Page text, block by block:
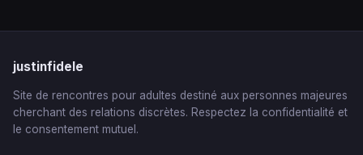
justinfidele
Site de rencontres pour adultes destiné aux personnes majeures
cherchant des relations discrètes. Respectez la confidentialité et
le consentement mutuel.